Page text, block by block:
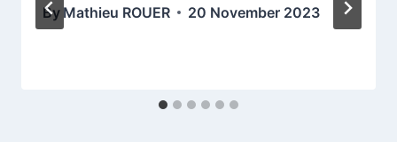
By Mathieu ROUER 20 November 2023